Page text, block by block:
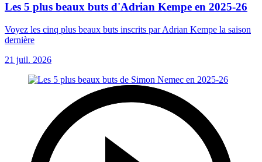
Les 5 plus beaux buts d'Adrian Kempe en 2025-26
Voyez les cinq plus beaux buts inscrits par Adrian Kempe la saison
dernière
21 juil. 2026